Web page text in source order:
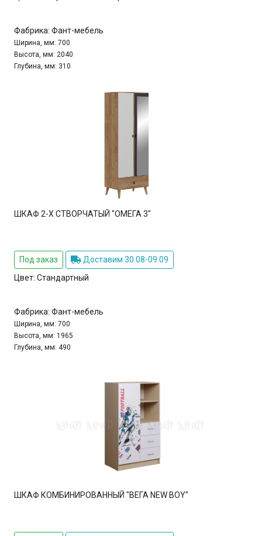
Фабрика: Фант-мебель
Ширина, мм: 700
Высота, мм: 2040
Глубина, мм: 310
ШКАФ 2-Х СТВОРЧАТЫЙ "ОМЕГА 3"
Под заказ
Доставим 30.08-09.09
Цвет: Стандартный
Фабрика: Фант-мебель
Ширина, мм: 700
Высота, мм: 1965
Глубина, мм: 490
ШКАФ КОМБИНИРОВАННЫЙ "ВЕГА NEW BOY"